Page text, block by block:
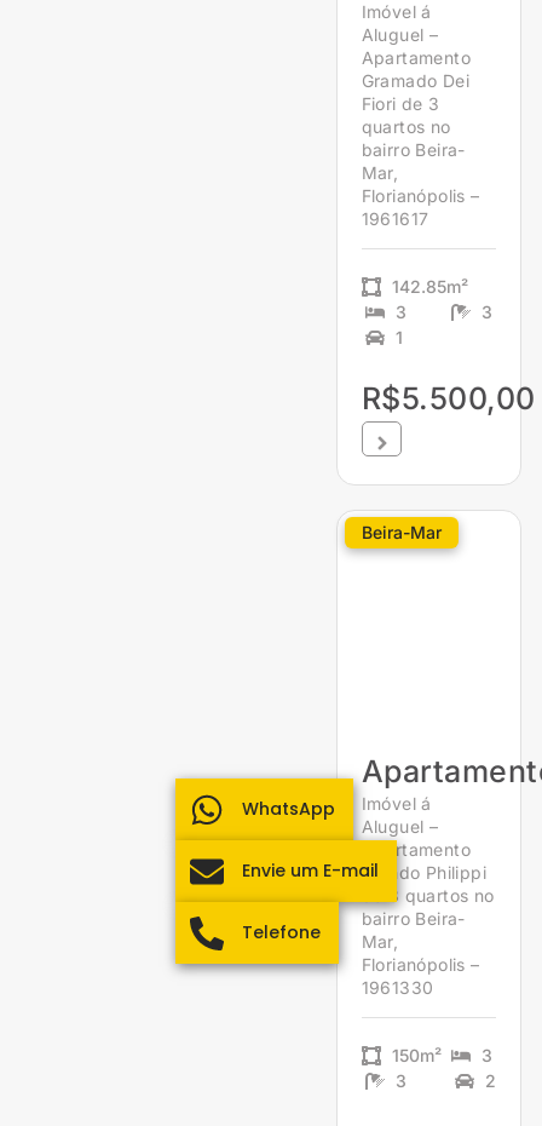
Imóvel á
Aluguel –
Apartamento
Gramado Dei
Fiori de 3
quartos no
bairro Beira-
Mar,
Florianópolis –
1961617
142.85m²
3
3
1
R$5.500,00
Beira-Mar
Imóvel á
Aluguel –
Apartamento
Arlindo Philippi
de 3 quartos no
bairro Beira-
Mar,
Florianópolis –
1961330
150m²
3
3
2
WhatsApp
Envie um E-mail
Telefone